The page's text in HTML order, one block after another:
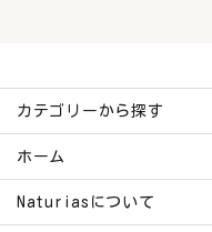
カテゴリーから探す
ホーム
Naturiasについて